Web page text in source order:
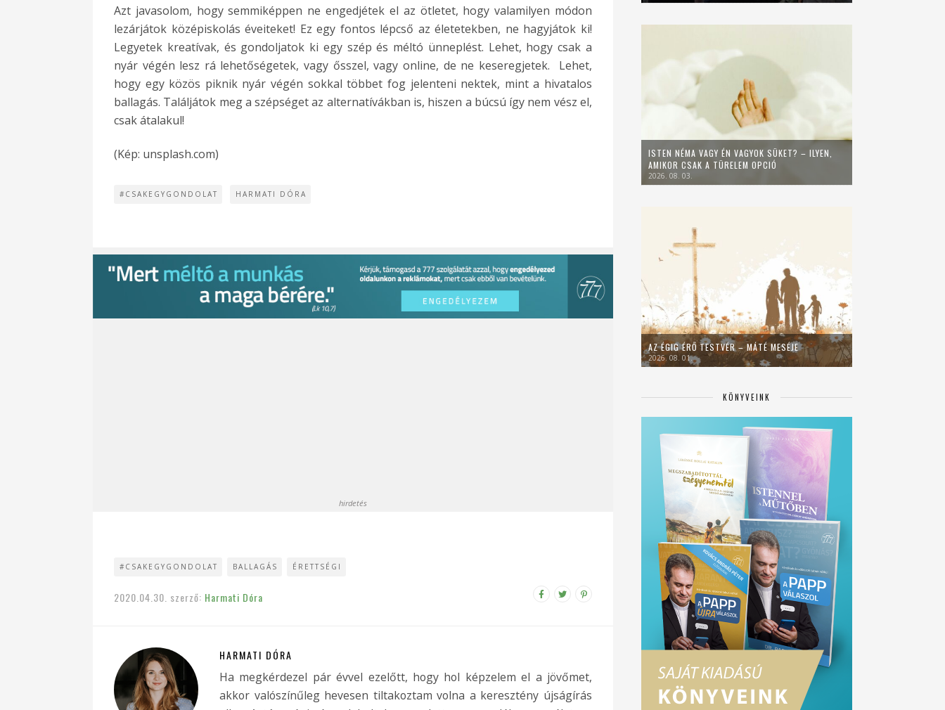
Azt javasolom, hogy semmiképpen ne engedjétek el az ötletet, hogy valamilyen módon
lezárjátok középiskolás éveiteket! Ez egy fontos lépcső az életetekben, ne hagyjátok ki!
Legyetek kreatívak, és gondoljatok ki egy szép és méltó ünneplést. Lehet, hogy csak a
nyár végén lesz rá lehetőségetek, vagy ősszel, vagy online, de ne keseregjetek. Lehet,
hogy egy közös piknik nyár végén sokkal többet fog jelenteni nektek, mint a hivatalos
ballagás. Találjátok meg a szépséget az alternatívákban is, hiszen a búcsú így nem vész el,
csak átalakul!
(Kép: unsplash.com)
#CSAKEGYGONDOLAT HARMATI DÓRA
hirdetés
#CSAKEGYGONDOLAT BALLAGÁS ÉRETTSÉGI
2020.04.30. szerző: Harmati Dóra
HARMATI DÓRA
Ha megkérdezel pár évvel ezelőtt, hogy hol képzelem el a jövőmet,
akkor valószínűleg hevesen tiltakoztam volna a keresztény újságírás
ISTEN NÉMA VAGY ÉN VAGYOK SÜKET? – ILYEN,
AMIKOR CSAK A TÜRELEM OPCIÓ
2026. 08. 03.
AZ ÉGIG ÉRŐ TESTVÉR – MÁTÉ MESÉJE
2026. 08. 01.
KÖNYVEINK